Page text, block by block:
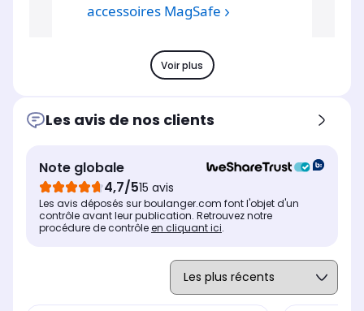
Voir plus
Les avis de nos clients
Note globale
4,7/515 avis
Les avis déposés sur boulanger.com font l'objet d'un
contrôle avant leur publication. Retrouvez notre
procédure de contrôleen cliquant ici.